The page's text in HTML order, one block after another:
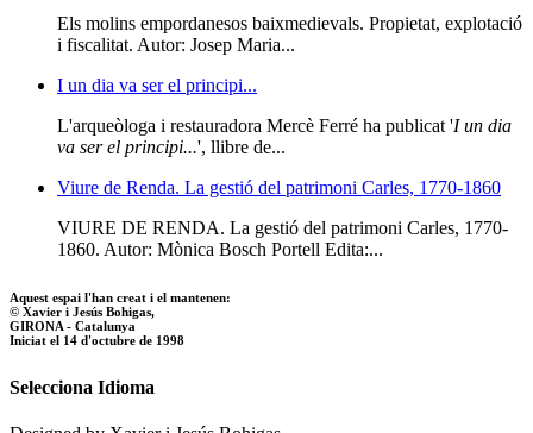
Els molins empordanesos baixmedievals. Propietat, explotació
i fiscalitat. Autor: Josep Maria...
I un dia va ser el principi...
L'arqueòloga i restauradora Mercè Ferré ha publicat 'I un dia
va ser el principi...', llibre de...
Viure de Renda. La gestió del patrimoni Carles, 1770-1860
VIURE DE RENDA. La gestió del patrimoni Carles, 1770-
1860. Autor: Mònica Bosch Portell Edita:...
Aquest espai l'han creat i el mantenen:
© Xavier i Jesús Bohigas,
GIRONA - Catalunya
Iniciat el 14 d'octubre de 1998
Selecciona Idioma